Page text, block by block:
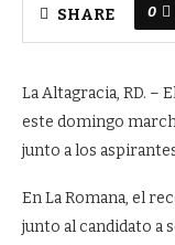
SHARE 0
La Altagracia, RD. –
este domingo
junto a los
En La Romana, el
junto al candidato a